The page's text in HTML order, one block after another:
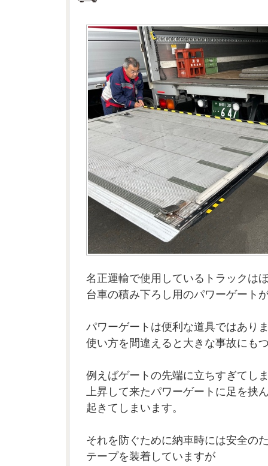
名正運輸で使用しているトラックは
台車の積み下ろし用のパワーゲート
パワーゲートは便利な道具ではあり
使い方を間違えると大きな事故にも
例えばゲートの先端に立ちすぎてし
上昇して来たパワーゲートに足を挟
起きてしまいます。
それを防ぐために納車時には安全の
テープを装着していますが